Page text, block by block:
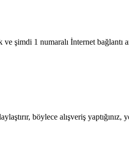
şimdi 1 numaralı İnternet bağlantı
böylece alışveriş